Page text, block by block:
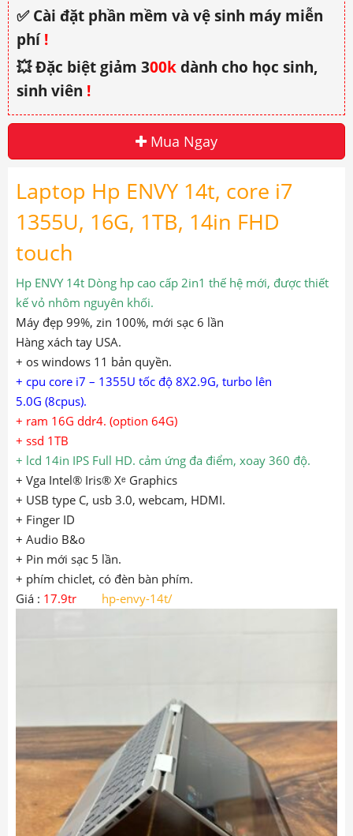
✅ Cài đặt phần mềm và vệ sinh máy miễn
phí!
💥 Đặc biệt giảm 300kdành cho học sinh,
sinh viên !
Mua Ngay
Laptop Hp ENVY 14t, core i7
1355U, 16G, 1TB, 14in FHD
touch
Hp ENVY 14t Dòng hp cao cấp 2in1 thế hệ mới, được thiết
kế vỏ nhôm nguyên khối.
Máy đẹp 99%, zin 100%, mới sạc 6 lần
Hàng xách tay USA.
+ os windows 11 bản quyền.
+ cpu core i7 – 1355U tốc độ 8X2.9G, turbo lên
5.0G (8cpus).
+ ram 16G ddr4. (option 64G)
+ ssd 1TB
+ lcd 14in IPS Full HD. cảm ứng đa điểm, xoay 360 độ.
+ Vga Intel® Iris® Xᵉ Graphics
+ USB type C, usb 3.0, webcam, HDMI.
+ Finger ID
+ Audio B&o
+ Pin mới sạc 5 lần.
+ phím chiclet, có đèn bàn phím.
Giá : 17.9tr hp-envy-14t/